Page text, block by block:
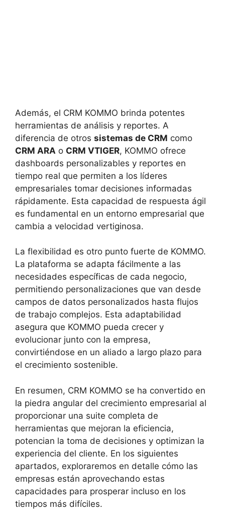
Además, el CRM KOMMO brinda potentes
herramientas de análisis y reportes. A
diferencia de otros sistemas de CRM como
CRM ARA o CRM VTIGER, KOMMO ofrece
dashboards personalizables y reportes en
tiempo real que permiten a los líderes
empresariales tomar decisiones informadas
rápidamente. Esta capacidad de respuesta ágil
es fundamental en un entorno empresarial que
cambia a velocidad vertiginosa.
La flexibilidad es otro punto fuerte de KOMMO.
La plataforma se adapta fácilmente a las
necesidades específicas de cada negocio,
permitiendo personalizaciones que van desde
campos de datos personalizados hasta flujos
de trabajo complejos. Esta adaptabilidad
asegura que KOMMO pueda crecer y
evolucionar junto con la empresa,
convirtiéndose en un aliado a largo plazo para
el crecimiento sostenible.
En resumen, CRM KOMMO se ha convertido en
la piedra angular del crecimiento empresarial al
proporcionar una suite completa de
herramientas que mejoran la eficiencia,
potencian la toma de decisiones y optimizan la
experiencia del cliente. En los siguientes
apartados, exploraremos en detalle cómo las
empresas están aprovechando estas
capacidades para prosperar incluso en los
tiempos más difíciles.